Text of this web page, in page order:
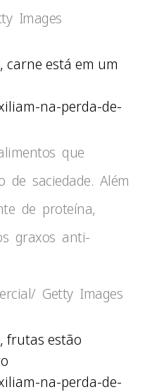
Images
na-perda-de-
que
de saciedade. Além
de proteína,
graxos anti-
Getty Images
na-perda-de-